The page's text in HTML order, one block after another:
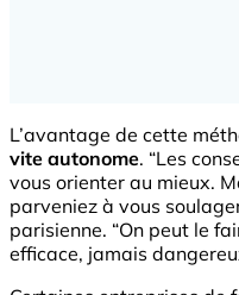
L’avantage de cette
vite autonome. “Les
vous orienter au mieux.
parveniez à vous
parisienne. “On peut le
efficace, jamais